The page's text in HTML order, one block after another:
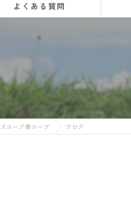
よくある質問
コープ夢コープ ブログ